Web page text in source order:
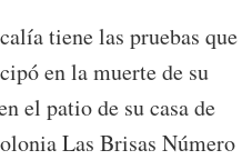
tiene las pruebas que
en la muerte de su
el patio de su casa de
Las Brisas Número